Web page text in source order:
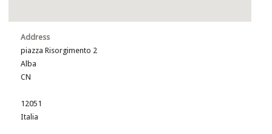
Address
piazza Risorgimento 2
Alba
CN
12051
Italia